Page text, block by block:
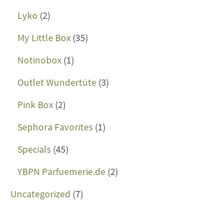
Lyko (2)
My Little Box (35)
Notinobox (1)
Outlet Wundertüte (3)
Pink Box (2)
Sephora Favorites (1)
Specials (45)
YBPN Parfuemerie.de (2)
Uncategorized (7)